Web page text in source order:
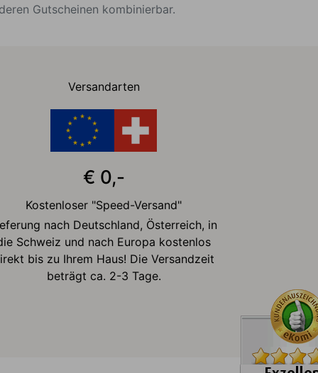
Gutscheinen kombinierbar.
Versandarten
€ 0,-
Kostenloser "Speed-Versand"
nach Deutschland, Österreich, in
Schweiz und nach Europa kostenlos
bis zu Ihrem Haus! Die Versandzeit
beträgt ca. 2-3 Tage.